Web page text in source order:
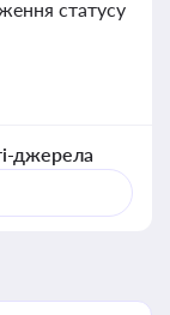
статусу
джерела